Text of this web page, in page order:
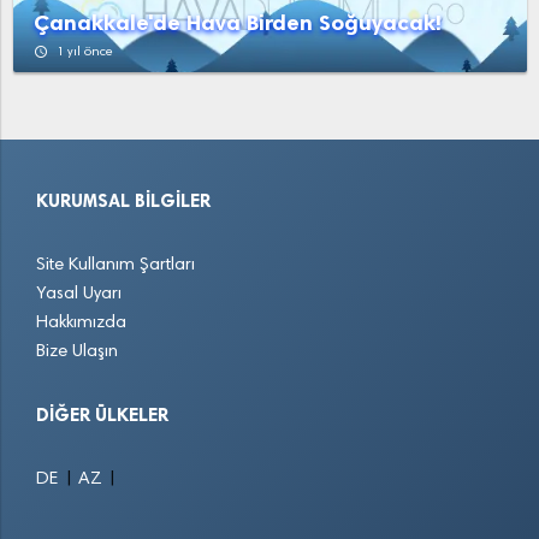
Çanakkale'de Hava Birden Soğuyacak!
access_time 1 yıl önce
KURUMSAL BILGILER
Site Kullanım Şartları
Yasal Uyarı
Hakkımızda
Bize Ulaşın
DIĞER ÜLKELER
DE AZ